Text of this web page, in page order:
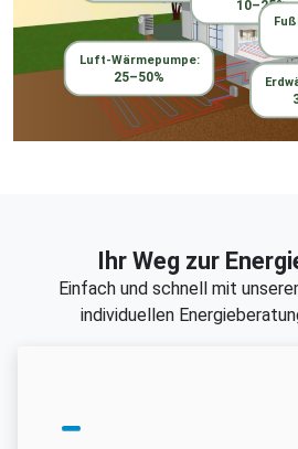
10–25%
Luft-Wärmepumpe:
25–50%
Ihr Weg zur
Einfach und schnell mit
individuellen